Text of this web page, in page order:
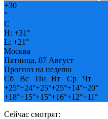
+30
°
C
H: +31°
L: +21°
Москва
Пятница, 07 Август
Прогноз на неделю
Сб
Вс Пн Вт Ср
Чт
+25°+24°+25°+25°+14°+20°
+18°+15°+15°+16°+12°+11°
Сейчас смотрят: